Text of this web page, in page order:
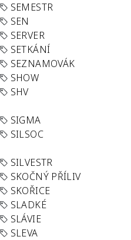
SEMESTR
SEN
SERVER
SETKÁNÍ
SEZNAMOVÁK
SHOW
SHV
SIGMA
SILSOC
SILVESTR
SKOČNÝ PŘÍLIV
SKOŘICE
SLADKÉ
SLÁVIE
SLEVA